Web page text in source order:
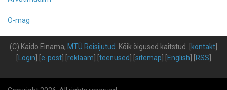
O-mag
(C) Kaido Einama, MTÜ Reisijutud. Kõik õigused kaitstud. kontakt
Login e-post] [ reklaam teenused sitemap English RSS